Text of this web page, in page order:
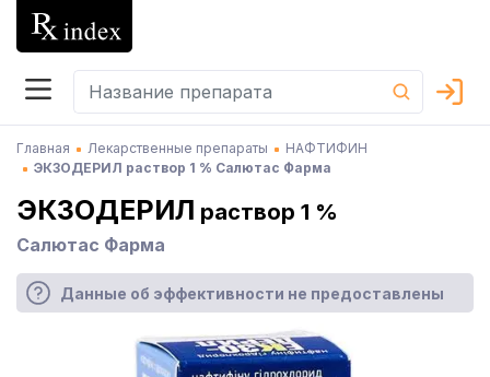
Главная Лекарственные препараты
НАФТИФИН
ЭКЗОДЕРИЛ раствор 1 % Салютас Фарма
ЭКЗОДЕРИЛ раствор 1 %
Салютас Фарма
Данные об эффективности не предоставлены